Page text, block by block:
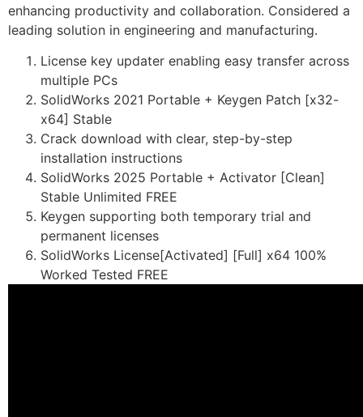
enhancing productivity and collaboration. Considered a
leading solution in engineering and manufacturing.
License key updater enabling easy transfer across
multiple PCs
SolidWorks 2021 Portable + Keygen Patch [x32-
x64] Stable
Crack download with clear, step-by-step
installation instructions
SolidWorks 2025 Portable + Activator [Clean]
Stable Unlimited FREE
Keygen supporting both temporary trial and
permanent licenses
SolidWorks License[Activated] [Full] x64 100%
Worked Tested FREE